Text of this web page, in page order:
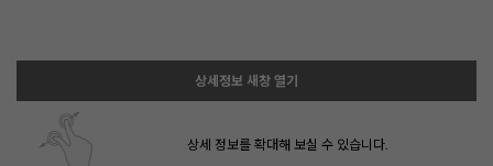
상세정보 새창 열기
상세 정보를 확대해 보실 수 있습니다.